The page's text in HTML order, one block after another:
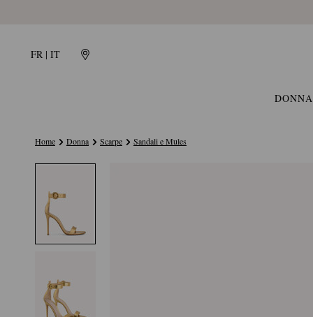
FR | IT
DONNA
Home Donna Scarpe Sandali e Mules